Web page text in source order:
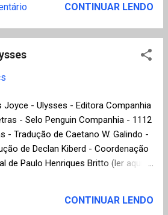
"Memória de minhas putas tristes"
um ancião e uma menina de
anos. Neste romance, ...
como transformar, com
e criatividade, a energia
postagem foi registrado em 24 de
exemplo de oportunismo, mas sim
pois a foto foi obtida, segundo
somente após 217 tentativas
de "nada", disparando no
de programação automática da
de Stanislaw Jawor - My Shot
CONTINUAR LENDO
Joyce - Ulysses - Editora Companhia
- Selo Penguin Companhia - 1112
- Tradução de Caetano W. Galindo -
de Declan Kiberd - Coordenação
de Paulo Henriques Britto (ler aqui
da literatura e certamente o mais
CONTINUAR LENDO